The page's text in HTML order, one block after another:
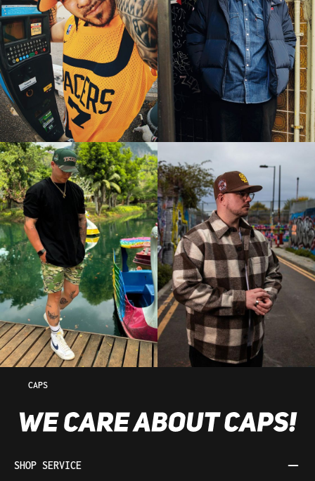
CAPS
SHOP SERVICE